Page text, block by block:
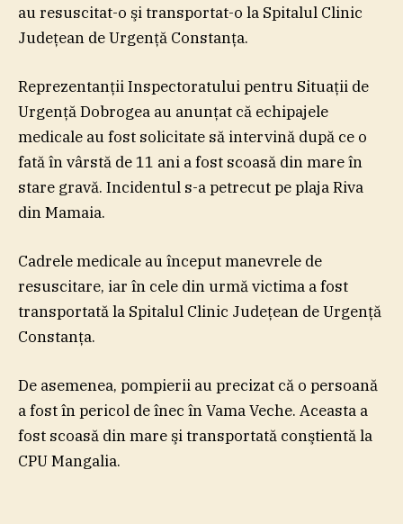
au resuscitat-o şi transportat-o la Spitalul Clinic
Judeţean de Urgenţă Constanţa.
Reprezentanţii Inspectoratului pentru Situaţii de
Urgenţă Dobrogea au anunţat că echipajele
medicale au fost solicitate să intervină după ce o
fată în vârstă de 11 ani a fost scoasă din mare în
stare gravă. Incidentul s-a petrecut pe plaja Riva
din Mamaia.
Cadrele medicale au început manevrele de
resuscitare, iar în cele din urmă victima a fost
transportată la Spitalul Clinic Judeţean de Urgenţă
Constanţa.
De asemenea, pompierii au precizat că o persoană
a fost în pericol de înec în Vama Veche. Aceasta a
fost scoasă din mare şi transportată conştientă la
CPU Mangalia.